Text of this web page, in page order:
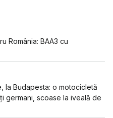
România: BAA3 cu
la Budapesta: o motocicletă
germani, scoase la iveală de